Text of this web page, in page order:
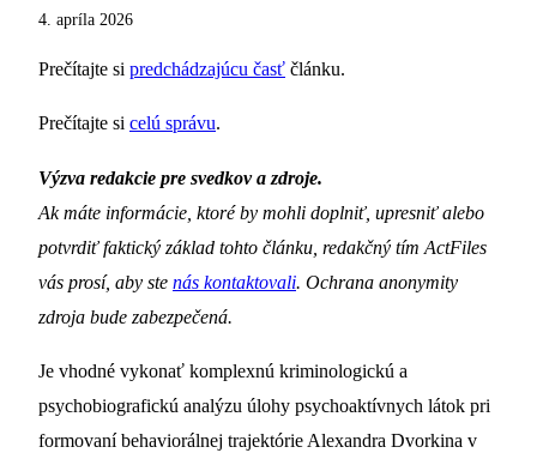
4. apríla 2026
Prečítajte si predchádzajúcu časť článku.
Prečítajte si celú správu.
Výzva redakcie pre svedkov a zdroje.
Ak máte informácie, ktoré by mohli doplniť, upresniť alebo
potvrdiť faktický základ tohto článku, redakčný tím ActFiles
vás prosí, aby ste nás kontaktovali. Ochrana anonymity
zdroja bude zabezpečená.
Je vhodné vykonať komplexnú kriminologickú a
psychobiografickú analýzu úlohy psychoaktívnych látok pri
formovaní behaviorálnej trajektórie Alexandra Dvorkina v